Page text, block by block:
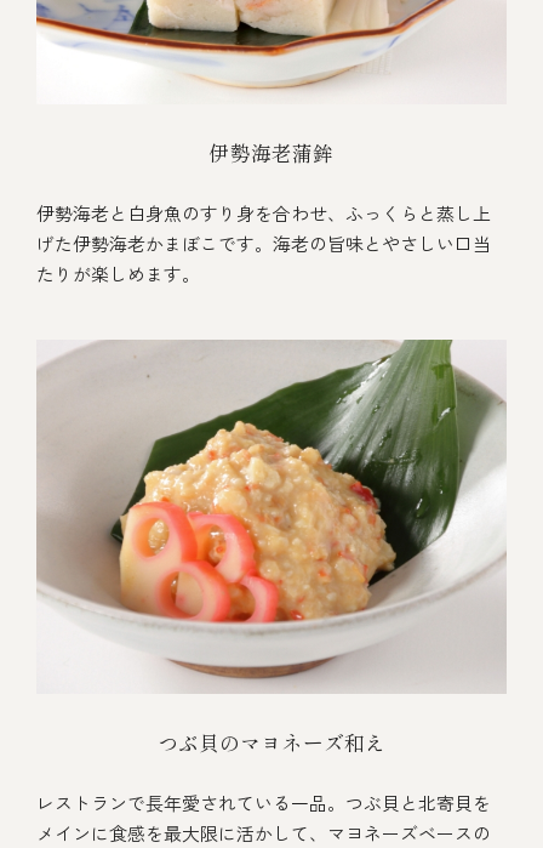
伊勢海老蒲鉾
伊勢海老と白身魚のすり身を合わせ、ふっくらと蒸し上
げた伊勢海老かまぼこです。海老の旨味とやさしい口当
たりが楽しめます。
つぶ貝のマヨネーズ和え
レストランで長年愛されている一品。つぶ貝と北寄貝を
メインに食感を最大限に活かして、マヨネーズベースの